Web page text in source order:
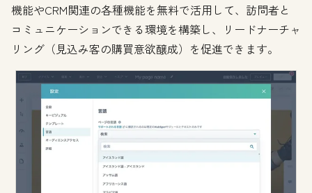
機能やCRM関連の各種機能を無料で活用して、訪問者と
コミュニケーションできる環境を構築し、リードナーチャ
リング（見込み客の購買意欲醸成）を促進できます。